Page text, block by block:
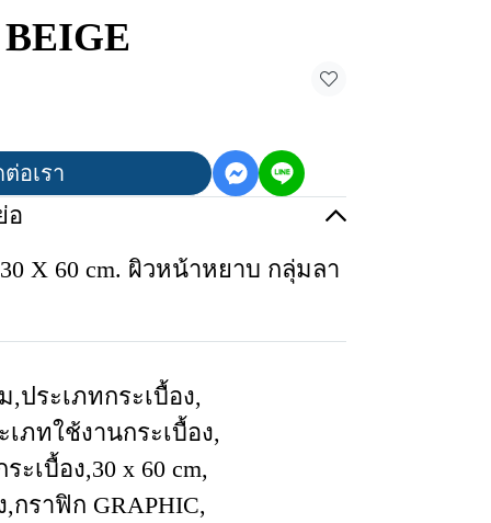
อเรา
อ
X 60 cm. ผิวหน้าหยาบ กลุ่มลา
,ประเภทกระเบื้อง,
เภทใช้งานกระเบื้อง,
ะเบื้อง,30 x 60 cm,
,กราฟิก GRAPHIC,